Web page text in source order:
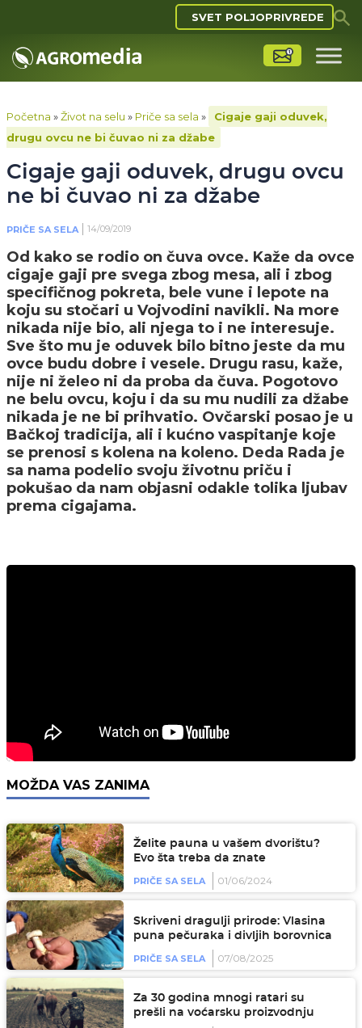
SVET POLJOPRIVREDE
Početna »Život na selu » Priče sa sela »
Cigaje gaji oduvek,
drugu ovcu ne bi čuvao ni za džabe
Cigaje gaji oduvek, drugu ovcu
ne bi čuvao ni za džabe
PRIČE SA SELA 14/09/2019
Od kako se rodio on čuva ovce. Kaže da ovce
cigaje gaji pre svega zbog mesa, ali i zbog
specifičnog pokreta, bele vune i lepote na
koju su stočari u Vojvodini navikli. Na more
nikada nije bio, ali njega to i ne interesuje.
Sve što mu je oduvek bilo bitno jeste da mu
ovce budu dobre i vesele. Drugu rasu, kaže,
nije ni želeo ni da proba da čuva. Pogotovo
ne belu ovcu, koju i da su mu nudili za džabe
nikada je ne bi prihvatio. Ovčarski posao je u
Bačkoj tradicija, ali i kućno vaspitanje koje
se prenosi s kolena na koleno. Deda Rada je
sa nama podelio svoju životnu priču i
pokušao da nam objasni odakle tolika ljubav
prema cigajama.
MOŽDA VAS ZANIMA
Želite pauna u vašem dvorištu?
Evo šta treba da znate
PRIČE SA SELA 01/06/2024
Skriveni dragulji prirode: Vlasina
puna pečuraka i divljih borovnica
PRIČE SA SELA 07/08/2025
Za 30 godina mnogi ratari su
prešli na voćarsku proizvodnju